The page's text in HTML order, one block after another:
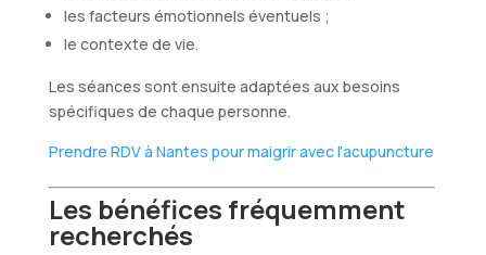
les facteurs émotionnels éventuels ;
le contexte de vie.
Les séances sont ensuite adaptées aux besoins
spécifiques de chaque personne.
Prendre RDV à Nantes pour maigrir avec l’acupuncture
Les bénéfices fréquemment
recherchés